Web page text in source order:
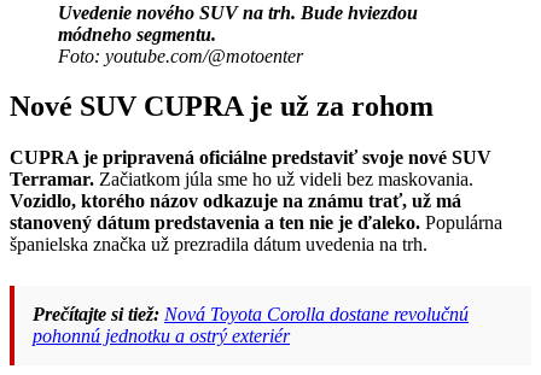
Uvedenie nového SUV na trh. Bude hviezdou
módneho segmentu.
Foto: youtube.com/@motoenter
Nové SUV CUPRA je už za rohom
CUPRA je pripravená oficiálne predstaviť svoje nové SUV
Terramar. Začiatkom júla sme ho už videli bez maskovania.
Vozidlo, ktorého názov odkazuje na známu trať, už má
stanovený dátum predstavenia a ten nie je ďaleko. Populárna
španielska značka už prezradila dátum uvedenia na trh.
Prečítajte si tiež: Nová Toyota Corolla dostane revolučnú
pohonnú jednotku a ostrý exteriér